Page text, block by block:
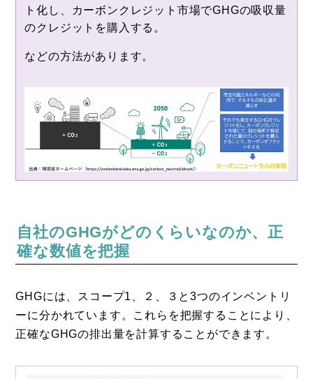
ト化し、カーボンクレジット市場でGHGの吸収量
のクレジットを購入する。
などの方法があります。
自社のGHGがどのくらいなのか、正
確な数値を把握
GHGには、スコープ1、２、３と3つのインベントリ
ーに分かれています。これらを把握することにより、
正確なGHGの排出量を計算することができます。